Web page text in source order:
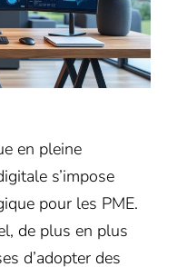
en pleine
s’impose
pour les PME.
de plus en plus
d’adopter des